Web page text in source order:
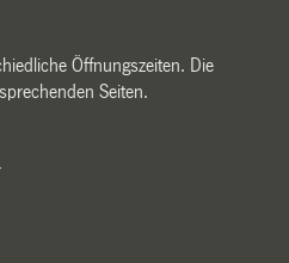
Öffnungszeiten. Die
Seiten.